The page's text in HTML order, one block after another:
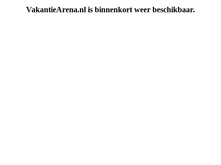
VakantieArena.nl is binnenkort weer beschikbaar.